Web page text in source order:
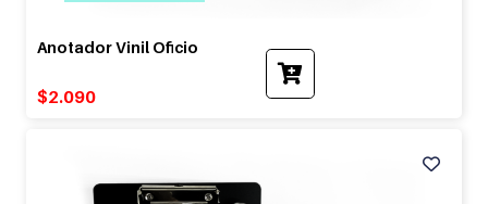
Anotador Vinil Oficio
$2.090